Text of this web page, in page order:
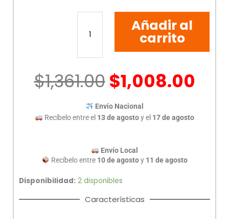
NO
FORZA
751
cantidad
Añadir al
carrito
$1,361.00$1,008.00
Envío Nacional
Recíbelo entre el 13 de agostoy el 17 de agosto
Envío Local
Recíbelo entre 10 de agostoy 11 de agosto
Disponibilidad: 2 disponibles
Características